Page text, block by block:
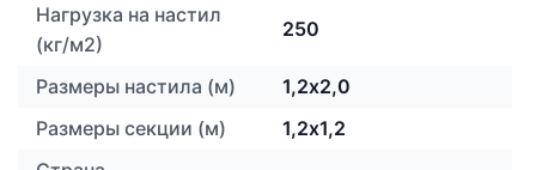
Нагрузка на настил
(кг/м2)
250
Размеры настила (м)
1,2х2,0
Размеры секции (м)
1,2х1,2